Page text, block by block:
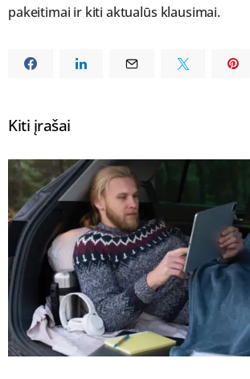
pakeitimai ir kiti aktualūs klausimai.
Kiti įrašai